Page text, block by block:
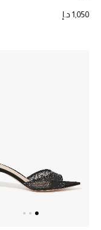
1,050 د.إ